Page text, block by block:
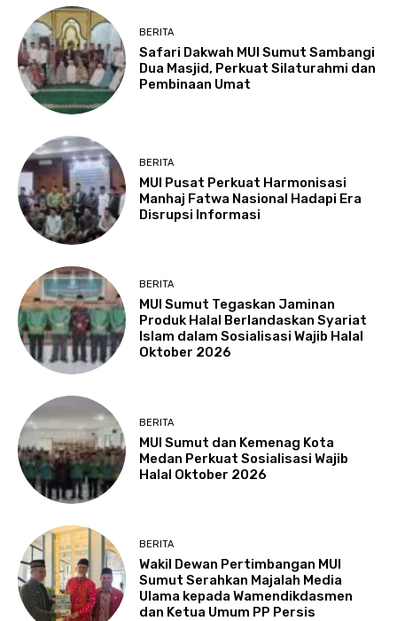
BERITA
Safari Dakwah MUI Sumut Sambangi
Dua Masjid, Perkuat Silaturahmi dan
Pembinaan Umat
BERITA
MUI Pusat Perkuat Harmonisasi
Manhaj Fatwa Nasional Hadapi Era
Disrupsi Informasi
BERITA
MUI Sumut Tegaskan Jaminan
Produk Halal Berlandaskan Syariat
Islam dalam Sosialisasi Wajib Halal
Oktober 2026
BERITA
MUI Sumut dan Kemenag Kota
Medan Perkuat Sosialisasi Wajib
Halal Oktober 2026
BERITA
Wakil Dewan Pertimbangan MUI
Sumut Serahkan Majalah Media
Ulama kepada Wamendikdasmen
dan Ketua Umum PP Persis